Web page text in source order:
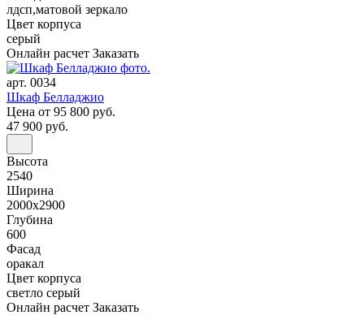
лдсп,матовой зеркало
Цвет корпуса
серый
Онлайн расчет Заказать
арт. 0034
Шкаф Белладжио
Цена от 95 800 руб.
47 900 руб.
Высота
2540
Ширина
2000x2900
Глубина
600
Фасад
оракал
Цвет корпуса
светло серый
Онлайн расчет Заказать